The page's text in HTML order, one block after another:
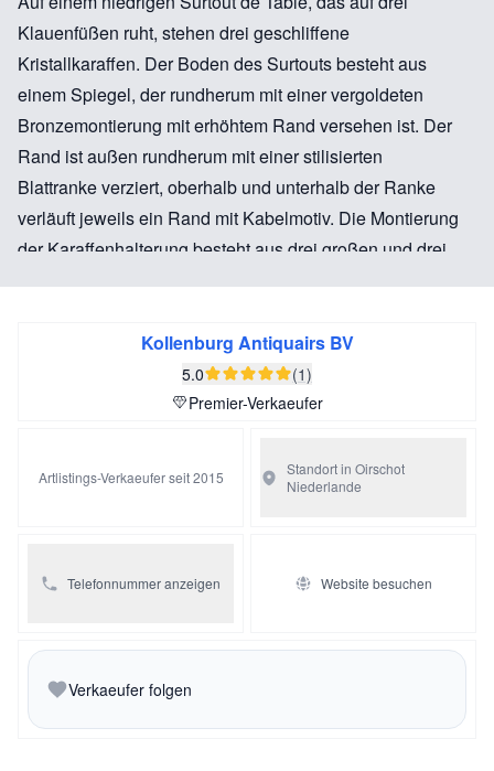
Klauenfüßen ruht, stehen drei geschliffene
Kristallkaraffen. Der Boden des Surtouts besteht aus
einem Spiegel, der rundherum mit einer vergoldeten
Bronzemontierung mit erhöhtem Rand versehen ist. Der
Rand ist außen rundherum mit einer stilisierten
Blattranke verziert, oberhalb und unterhalb der Ranke
verläuft jeweils ein Rand mit Kabelmotiv. Die Montierung
der Karaffenhalterung besteht aus drei großen und drei
während man, wenn die Karaffen bei Tisch benutzt
werden, in den kleinen Ringen die Stöpsel platzieren
Kollenburg Antiquairs BV
5.0
(1)
Premier-Verkaeufer
Artlistings-Verkaeufer seit 2015
Standort in Oirschot
Niederlande
Telefonnummer anzeigen Website besuchen
Verkaeufer folgen